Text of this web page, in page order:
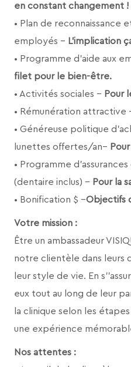
en constant changement !
• Plan de reconnaissance
employés – L’implication
• Programme d'aide aux
filet pour le bien-être.
• Activités sociales – Pour
• Rémunération attractive
• Généreuse politique
lunettes offertes/an–
• Programme
(dentaire inclus) – Pour la
• Bonification $ –Objectifs
Votre mission :
Être un ambassadeur
notre clientèle dans leurs
leur style de vie. En
eux tout au long de leur
la clinique selon les
une expérience
Nos attentes :